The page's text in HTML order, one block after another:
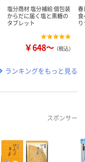
塩分商材 塩分補給 個包装
からだに届く塩と黒糖の
タブレット
￥648～ （税込）
春
食
ランキングをもっと見る
スポンサー